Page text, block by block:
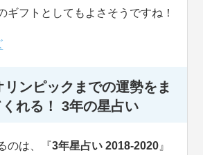
ギフトとしてもよさそうですね！
ンピックまでの運勢をま
れる！ 3年の星占い
のは、『3年星占い 2018-2020 』